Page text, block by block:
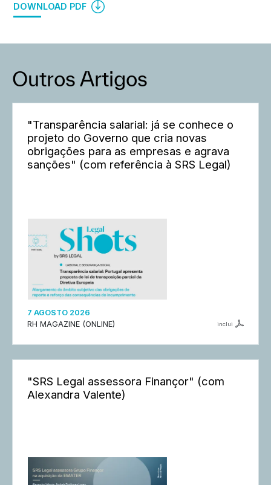
DOWNLOAD PDF
Outros Artigos
"Transparência salarial: já se conhece o
projeto do Governo que cria novas
obrigações para as empresas e agrava
sanções" (com referência à SRS Legal)
7 AGOSTO 2026
RH MAGAZINE (ONLINE)
inclui
"SRS Legal assessora Finançor" (com
Alexandra Valente)